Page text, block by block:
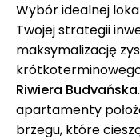
Wybór idealnej
Twojej strategii
maksymalizację
Riwiera Budvańska
apartamenty
brzegu, które